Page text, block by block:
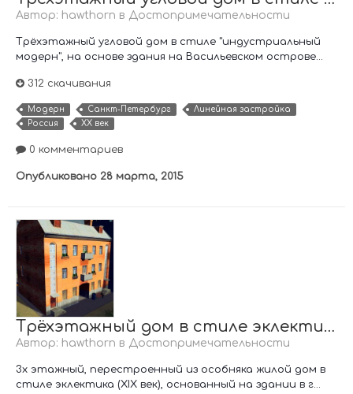
Автор: hawthorn в Достопримечательности
Трёхэтажный угловой дом в стиле "индустриальный
модерн", на основе здания на Васильевском острове...
312 скачивания
Модерн Санкт-Петербург
Линейная застройка
Россия
XX век
0 комментариев
Опубликовано 28 марта, 2015
Трёхэтажный дом в стиле эклектика, XIX век
Автор: hawthorn в Достопримечательности
3х этажный, перестроенный из особняка жилой дом в
стиле эклектика (XIX век), основанный на здании в г...